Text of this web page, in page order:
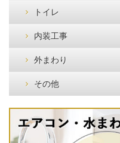
トイレ
内装工事
外まわり
その他